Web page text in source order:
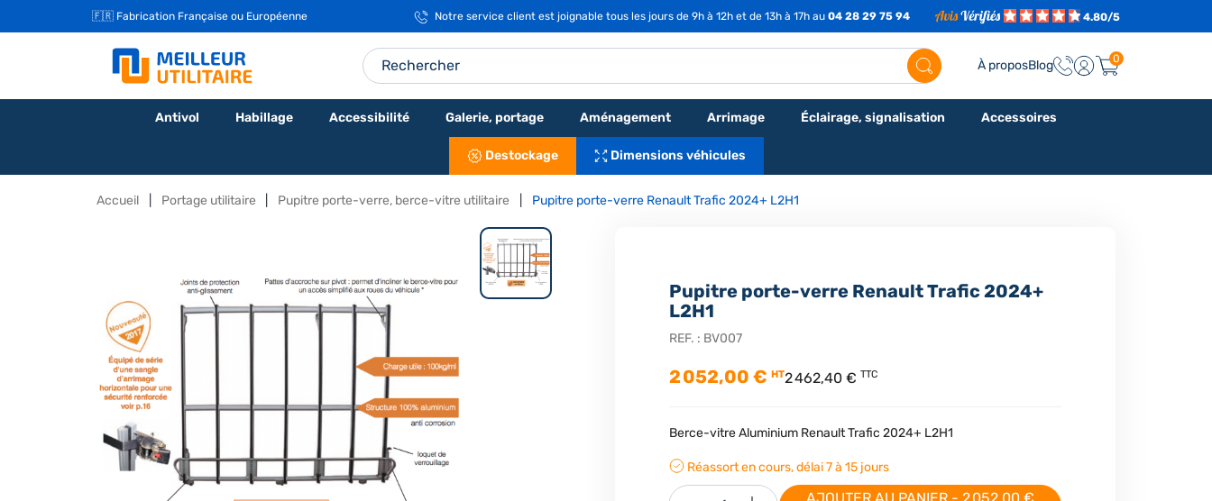
🇫🇷 Fabrication Française ou Européenne Notre service client est joignable tous les jours de 9h à 12h et de 13h à 17h au 04 28 29 75 94 4.80/5
À proposBlog 0
Antivol Habillage Accessibilité Galerie, portage Aménagement Arrimage Éclairage, signalisation Accessoires
Destockage Dimensions véhicules
Accueil Portage utilitaire Pupitre porte-verre, berce-vitre utilitaire Pupitre porte-verre Renault Trafic 2024+ L2H1
Pupitre porte-verre Renault Trafic 2024+
L2H1
REF. : BV007
2 052,00 € HT2 462,40 € TTC
Berce-vitre Aluminium Renault Trafic 2024+ L2H1
Réassort en cours, délai 7 à 15 jours